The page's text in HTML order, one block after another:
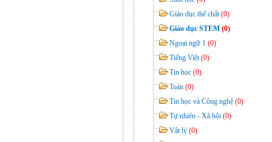
Giáo dục thể chất(0)
Giáo dục STEM (0)
Ngoại ngữ 1 (0)
Tiếng Việt(0)
Tin học (0)
Toán (0)
Tin học và Công nghệ (0)
Tự nhiên - Xã hội (0)
Vật lý (0)